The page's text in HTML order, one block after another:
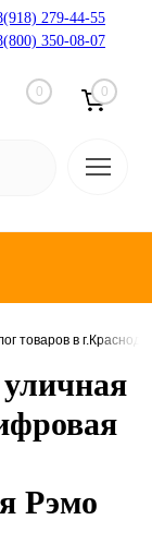
279-44-55
350-08-07
0 0
товаров в
Рэмо